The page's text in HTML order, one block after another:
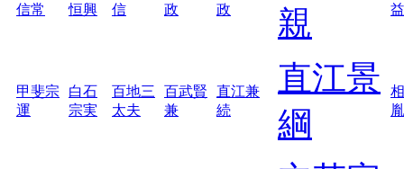
信常
恒興
信
政
政
親
益
甲斐宗
運
白石
宗実
百地三
太夫
百武賢
兼
直江兼
続
直江景
綱
胤